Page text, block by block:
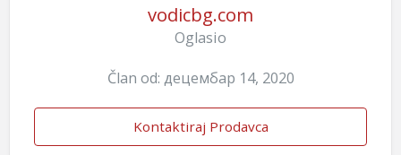
vodicbg.com
Oglasio
Član od: децембар 14, 2020
Kontaktiraj Prodavca